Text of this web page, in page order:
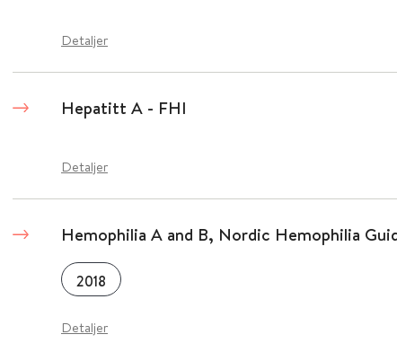
Detaljer
Hepatitt A - FHI
Detaljer
Hemophilia A and B, Nordic Hemophilia
2018
Detaljer